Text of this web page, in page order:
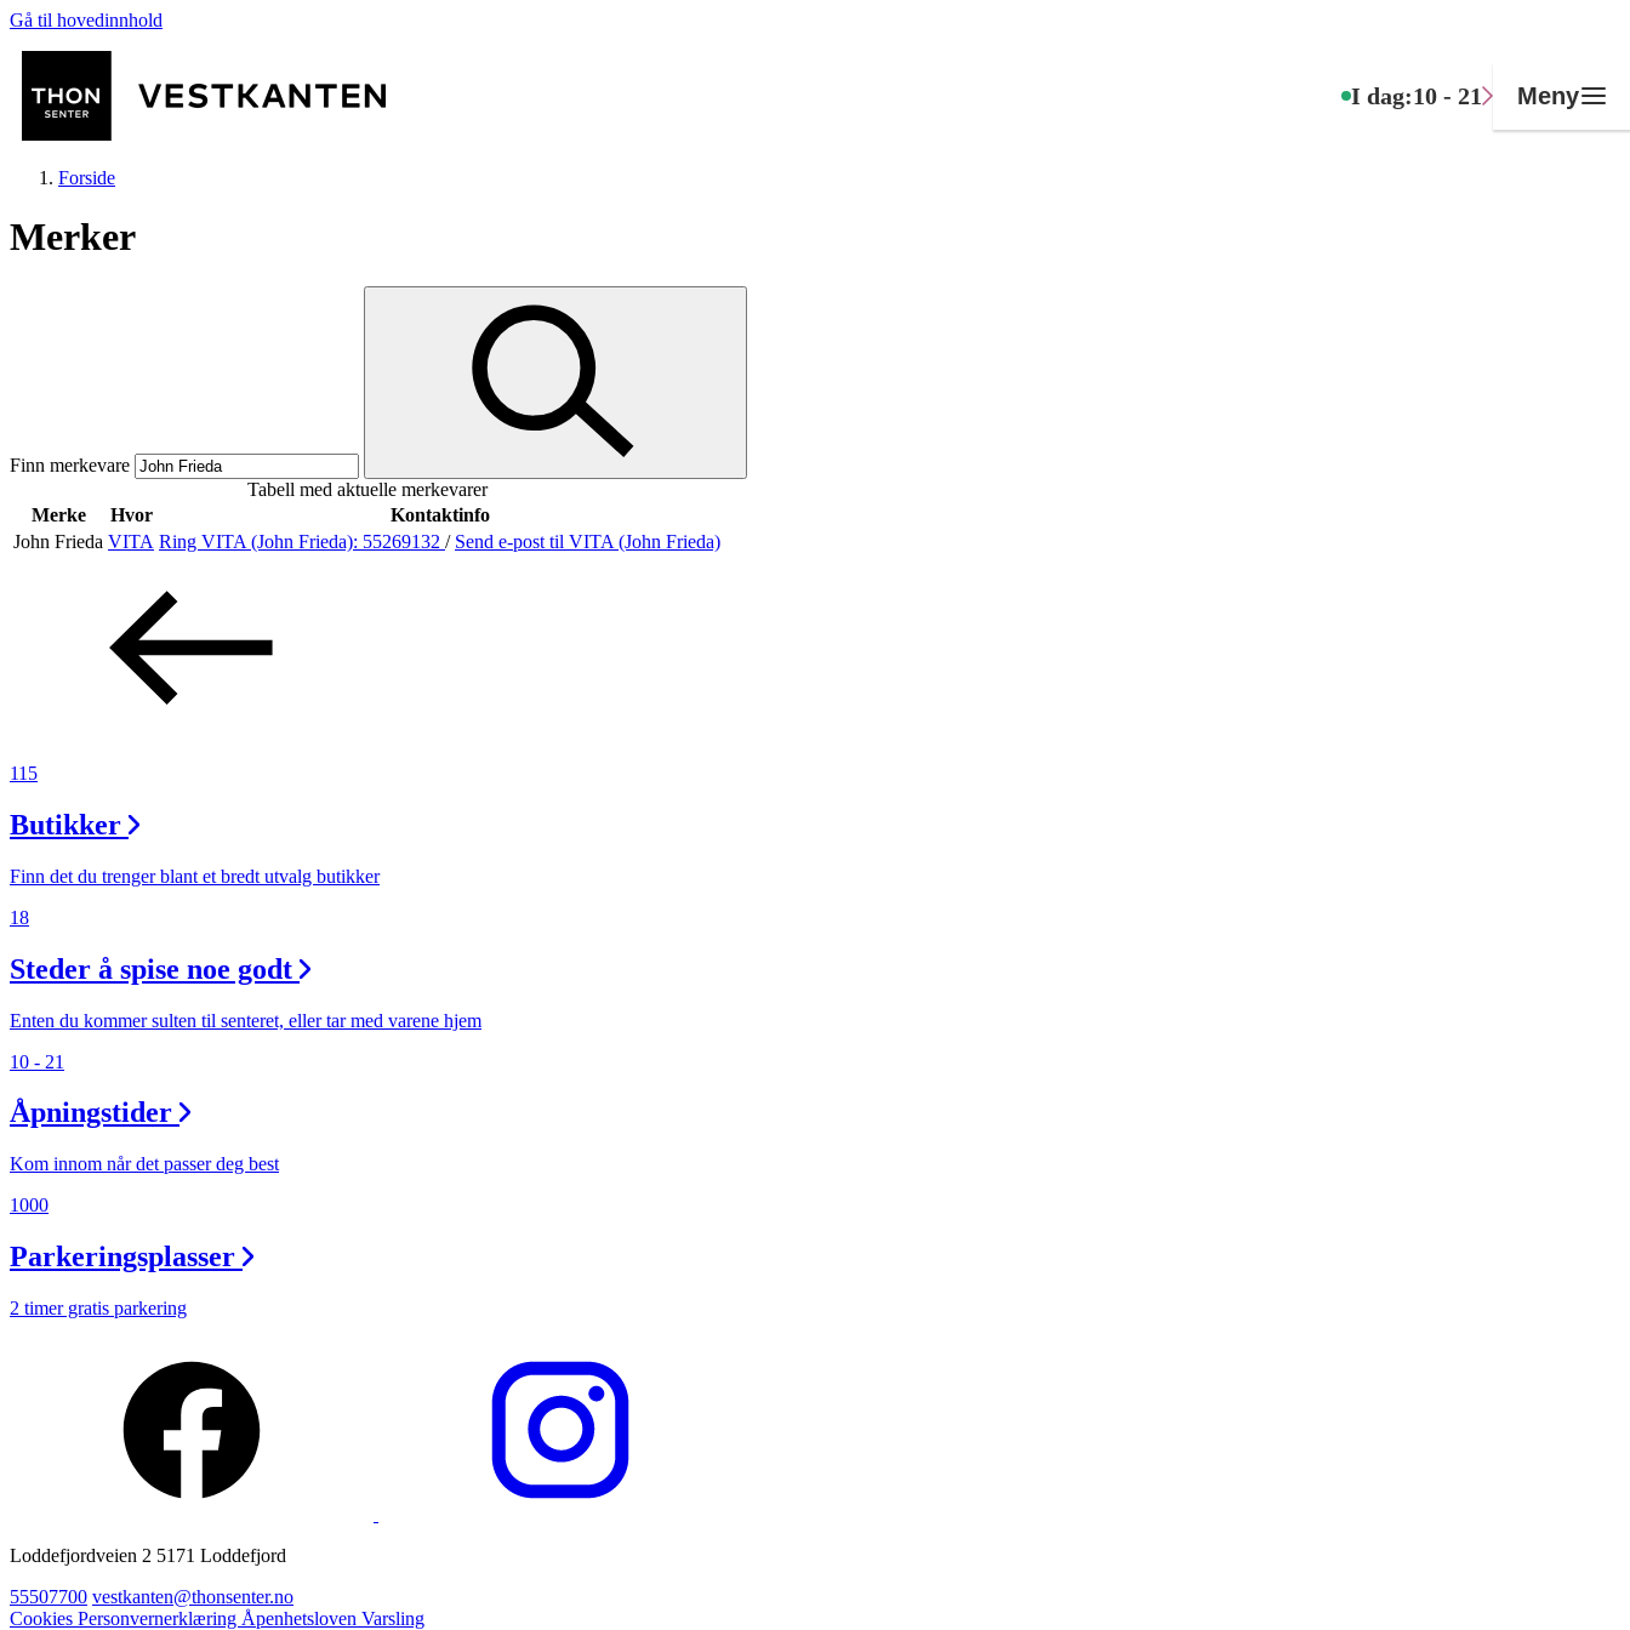
Gå til hovedinnhold
I dag:10 - 21 Meny
Mat og drikke
Helse
Aktiviteter
Tilbud
Søk
Åpningstider
Praktisk informasjon
Magasin
Gavekort
Forside
Merker
Finn merkevare
Tabell med aktuelle merkevarer
Merke
Hvor
Kontaktinfo
John Frieda VITA Ring VITA (John Frieda): 55269132 / Send e-post til VITA (John Frieda)
115
Butikker
Finn det du trenger blant et bredt utvalg butikker
18
Steder å spise noe godt
Enten du kommer sulten til senteret, eller tar med varene hjem
10 - 21
Åpningstider
Kom innom når det passer deg best
1000
Parkeringsplasser
2 timer gratis parkering
Loddefjordveien 2 5171 Loddefjord
55507700 vestkanten@thonsenter.no
Cookies Personvernerklæring Åpenhetsloven Varsling